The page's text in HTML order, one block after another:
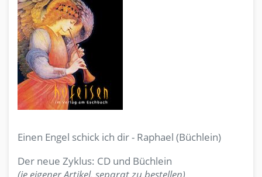
Einen Engel schick ich dir - Raphael (Büchlein)
Der neue Zyklus: CD und Büchlein
(je eigener Artikel, separat zu bestellen)